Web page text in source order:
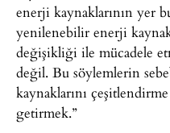
enerji kaynaklarının yer
yenilenebilir enerji
değişikliği ile mücadele
değil. Bu söylemlerin
kaynaklarını
getirmek.”